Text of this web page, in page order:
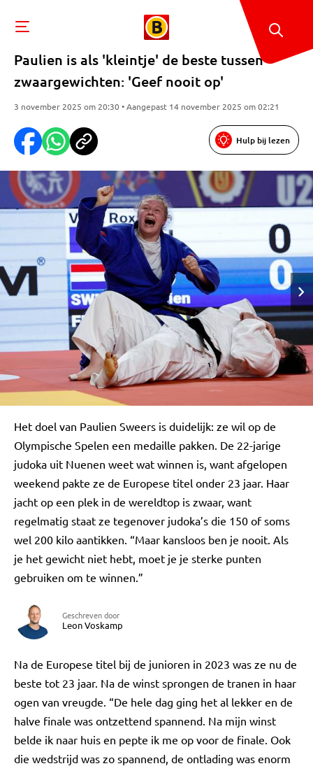
Paulien is als 'kleintje' de beste tussen
zwaargewichten: 'Geef nooit op'
3 november 2025 om 20:30 • Aangepast 14 november 2025 om 02:21
Hulp bij lezen
Het doel van Paulien Sweers is duidelijk: ze wil op de
Olympische Spelen een medaille pakken. De 22-jarige
judoka uit Nuenen weet wat winnen is, want afgelopen
weekend pakte ze de Europese titel onder 23 jaar. Haar
jacht op een plek in de wereldtop is zwaar, want
regelmatig staat ze tegenover judoka’s die 150 of soms
wel 200 kilo aantikken. “Maar kansloos ben je nooit. Als
je het gewicht niet hebt, moet je je sterke punten
gebruiken om te winnen.”
Geschreven door
Leon Voskamp
Na de Europese titel bij de junioren in 2023 was ze nu de
beste tot 23 jaar. Na de winst sprongen de tranen in haar
ogen van vreugde. “De hele dag ging het al lekker en de
halve finale was ontzettend spannend. Na mijn winst
belde ik naar huis en pepte ik me op voor de finale. Ook
die wedstrijd was zo spannend, de ontlading was enorm